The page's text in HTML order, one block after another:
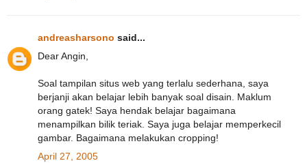
andreasharsono said...
Dear Angin,
Soal tampilan situs web yang terlalu sederhana, saya
berjanji akan belajar lebih banyak soal disain. Maklum
orang gatek! Saya hendak belajar bagaimana
menampilkan bilik teriak. Saya juga belajar memperkecil
gambar. Bagaimana melakukan cropping!
April 27, 2005